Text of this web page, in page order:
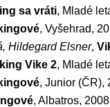
sa vráti, Mladé
, Vyšehrad,
Hildegard Elsner,
Vike 2, Mladé
, Junior (ČR),
, Albatros, 2008